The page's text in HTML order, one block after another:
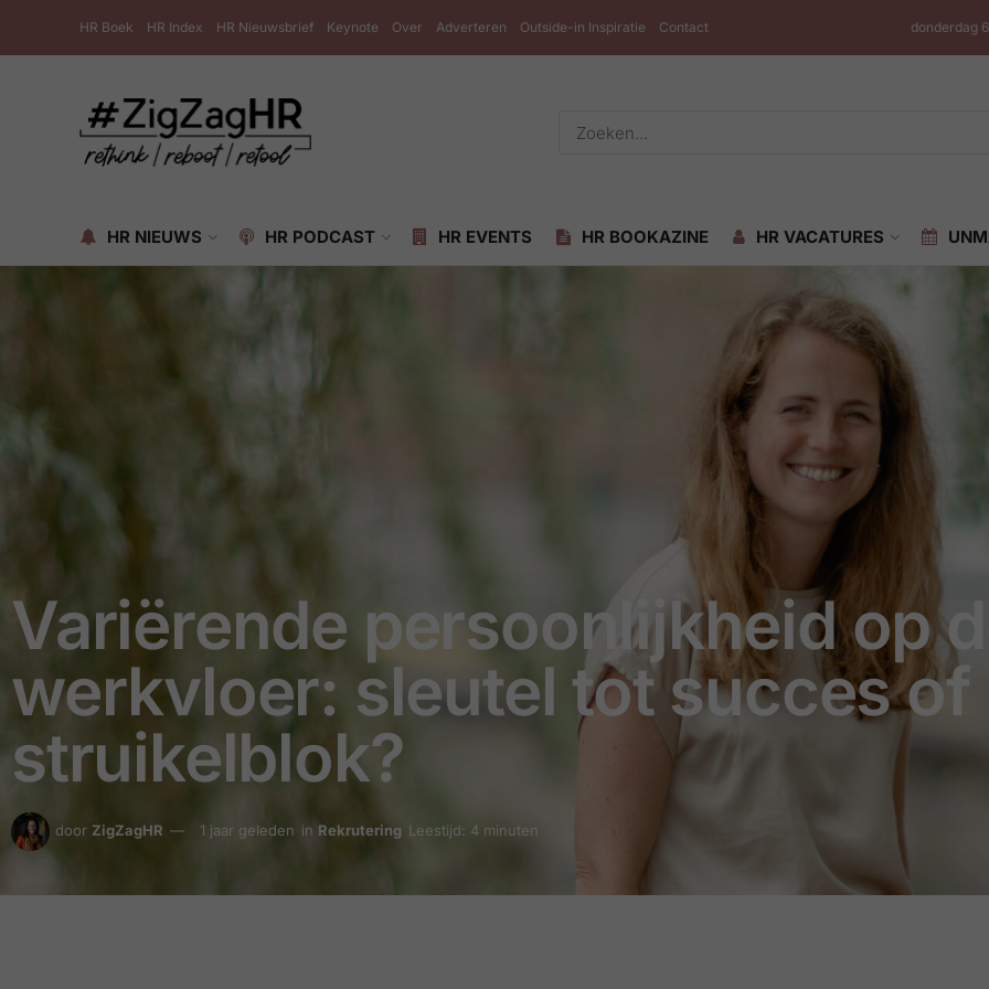
HR Boek HR Index HR Nieuwsbrief Keynote Over Adverteren Outside-in Inspiratie Contact donderdag
HR NIEUWS HR PODCAST HR EVENTS HR BOOKAZINE HR VACATURES
Variërende persoonlijkheid op
werkvloer: sleutel tot succes of
struikelblok?
door ZigZagHR 1 jaar geleden in Rekrutering Leestijd: 4 minuten